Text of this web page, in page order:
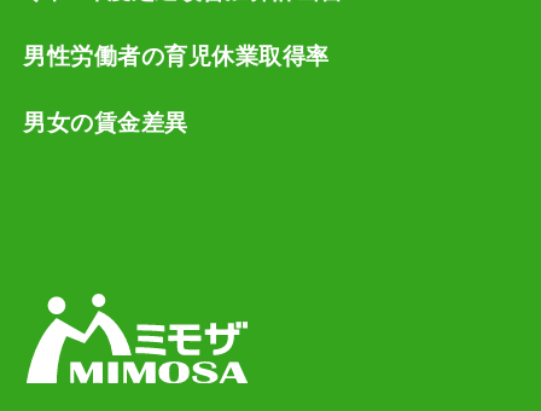
男性労働者の育児休業取得率
男女の賃金差異